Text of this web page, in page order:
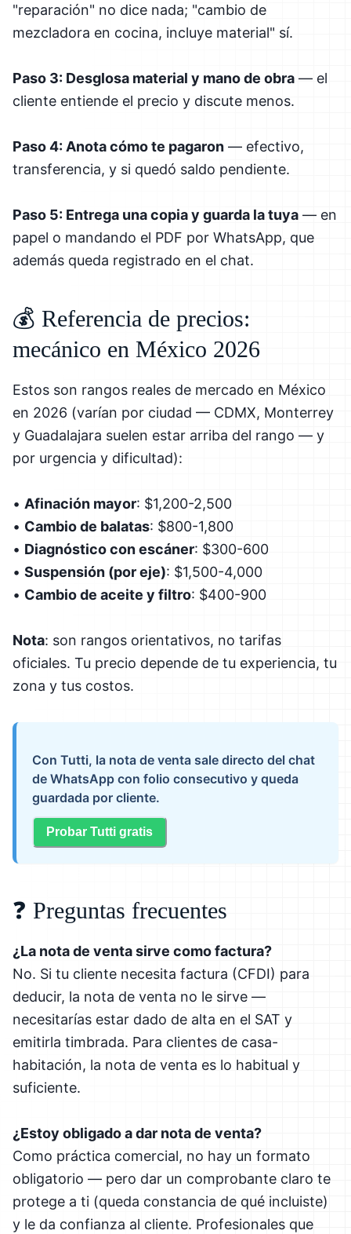
"reparación" no dice nada; "cambio de
mezcladora en cocina, incluye material" sí.
Paso 3: Desglosa material y mano de obra — el
cliente entiende el precio y discute menos.
Paso 4: Anota cómo te pagaron — efectivo,
transferencia, y si quedó saldo pendiente.
Paso 5: Entrega una copia y guarda la tuya — en
papel o mandando el PDF por WhatsApp, que
además queda registrado en el chat.
💰 Referencia de precios:
mecánico en México 2026
Estos son rangos reales de mercado en México
en 2026 (varían por ciudad — CDMX, Monterrey
y Guadalajara suelen estar arriba del rango — y
por urgencia y dificultad):
• Afinación mayor: $1,200-2,500
• Cambio de balatas: $800-1,800
• Diagnóstico con escáner: $300-600
• Suspensión (por eje): $1,500-4,000
• Cambio de aceite y filtro: $400-900
Nota: son rangos orientativos, no tarifas
oficiales. Tu precio depende de tu experiencia, tu
zona y tus costos.
Con Tutti, la nota de venta sale directo del chat
de WhatsApp con folio consecutivo y queda
guardada por cliente.
Probar Tutti gratis
❓ Preguntas frecuentes
¿La nota de venta sirve como factura?
No. Si tu cliente necesita factura (CFDI) para
deducir, la nota de venta no le sirve —
necesitarías estar dado de alta en el SAT y
emitirla timbrada. Para clientes de casa-
habitación, la nota de venta es lo habitual y
suficiente.
¿Estoy obligado a dar nota de venta?
Como práctica comercial, no hay un formato
obligatorio — pero dar un comprobante claro te
protege a ti (queda constancia de qué incluiste)
y le da confianza al cliente. Profesionales que